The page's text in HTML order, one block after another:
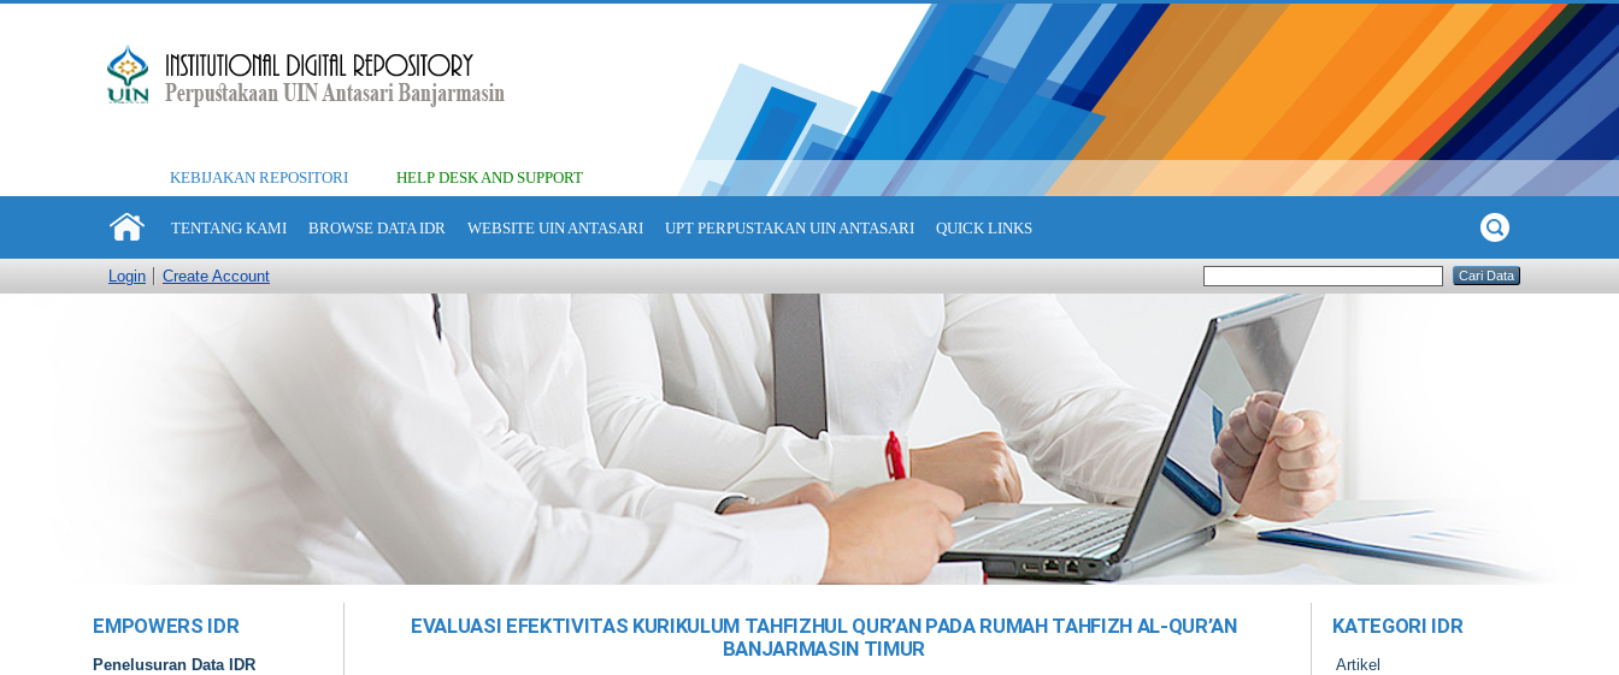
KEBIJAKAN REPOSITORI HELP DESK AND SUPPORT
TENTANG KAMI BROWSE DATA IDR WEBSITE UIN ANTASARI UPT PERPUSTAKAN UIN ANTASARI QUICK LINKS
Login Create Account
EMPOWERS IDR
Penelusuran Data IDR
EVALUASI EFEKTIVITAS KURIKULUM TAHFIZHUL QUR’AN PADA RUMAH TAHFIZH AL‑QUR’AN
BANJARMASIN TIMUR
KATEGORI IDR
Artikel